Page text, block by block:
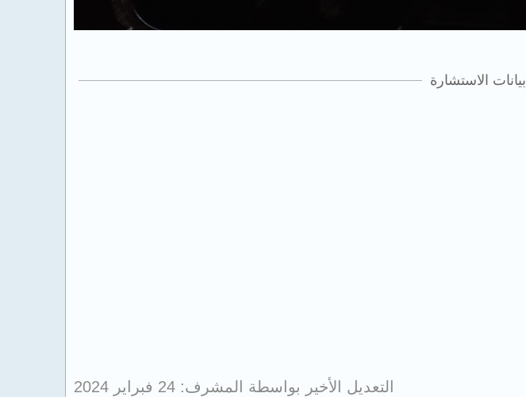
بيانات الاستشارة
التعديل الأخير بواسطة المشرف: 24 فبراير 2024